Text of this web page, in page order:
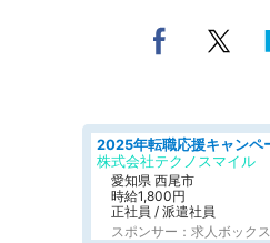
株式会社テクノスマイル
愛知県 西尾市
時給1,800円
正社員 / 派遣社員
スポンサー：求人ボックス